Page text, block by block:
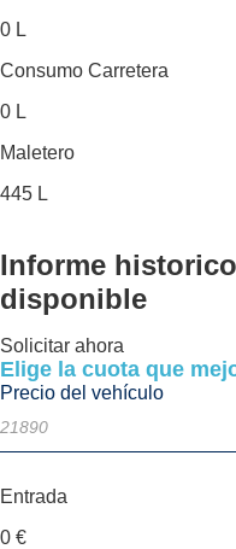
0 L
Consumo Carretera
0 L
Maletero
445 L
Informe historico
disponible
Solicitar ahora
Elige la cuota que
Precio del vehículo
Entrada
0 €